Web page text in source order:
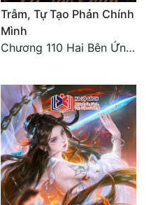
Trẫm, Tự Tạo Phản Chính
Mình
Chương 110 Hai Bên Ứng Phó